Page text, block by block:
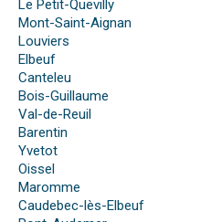
Le Petit-Quevilly
Mont-Saint-Aignan
Louviers
Elbeuf
Canteleu
Bois-Guillaume
Val-de-Reuil
Barentin
Yvetot
Oissel
Maromme
Caudebec-lès-Elbeuf